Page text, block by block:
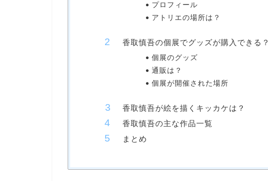
プロフィール
アトリエの場所は？
香取慎吾の個展でグッズが購入できる？
個展のグッズ
通販は？
個展が開催された場所
香取慎吾が絵を描くキッカケは？
香取慎吾の主な作品一覧
まとめ